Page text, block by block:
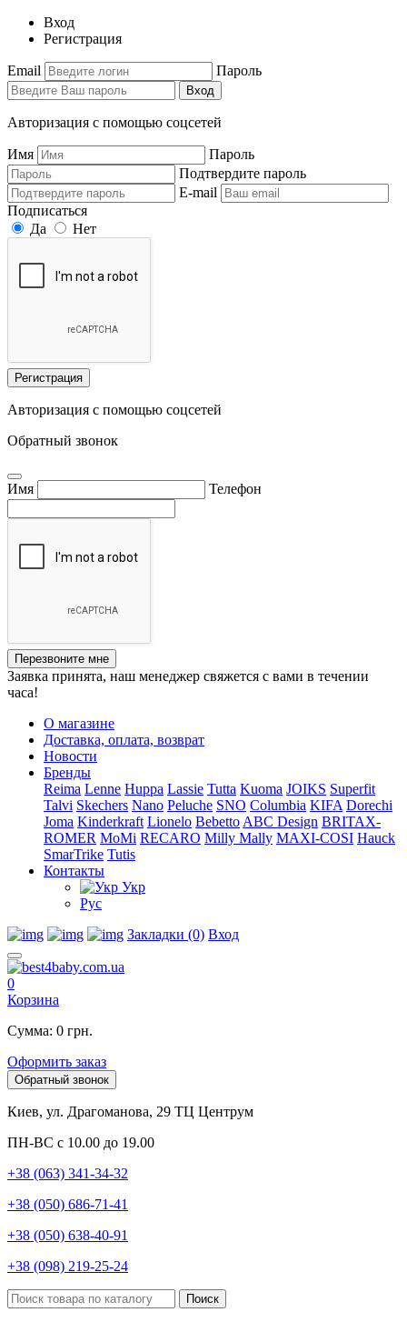
Вход
Регистрация
Email Пароль
Вход
Авторизация с помощью соцсетей
Имя
Пароль
Подтвердите пароль
E-mail
Подписаться
Да
Нет
Регистрация
Авторизация с помощью соцсетей
Обратный звонок
Имя Телефон
Перезвоните мне
Заявка принята, наш менеджер свяжется с вами в течении
часа!
О магазине
Доставка, оплата, возврат
Новости
Бренды
Reima Lenne Huppa Lassie Tutta Kuoma JOIKS Superfit
Talvi Skechers Nano Peluche SNO Columbia KIFA Dorechi
Joma Kinderkraft Lionelo Bebetto ABC Design BRITAX-
ROMER MoMi RECARO Milly Mally MAXI-COSI Hauck
SmarTrike Tutis
Контакты
Укр
Рус
Закладки (0) Вход
0
Корзина
Сумма: 0 грн.
Оформить заказ
Обратный звонок
Киев, ул. Драгоманова, 29 ТЦ Центрум
ПН-ВС с 10.00 до 19.00
+38 (063) 341-34-32
+38 (050) 686-71-41
+38 (050) 638-40-91
+38 (098) 219-25-24
Поиск